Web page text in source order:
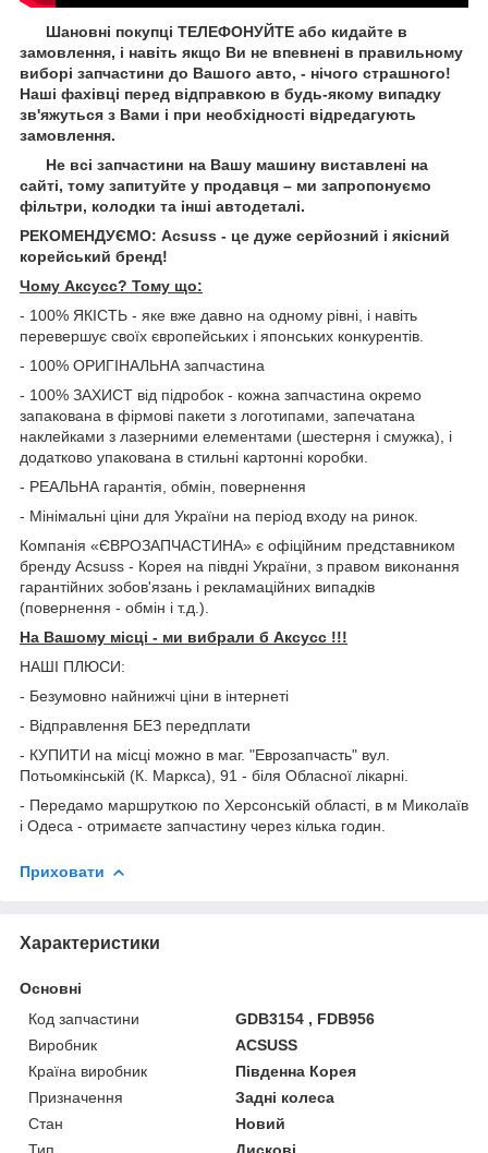
Шановні покупці ТЕЛЕФОНУЙТЕ або кидайте в
замовлення, і навіть якщо Ви не впевнені в правильному
виборі запчастини до Вашого авто, - нічого страшного!
Наші фахівці перед відправкою в будь-якому випадку
зв'яжуться з Вами і при необхідності відредагують
замовлення.
Не всі запчастини на Вашу машину виставлені на
сайті, тому запитуйте у продавця – ми запропонуємо
фільтри, колодки та інші автодеталі.
РЕКОМЕНДУЄМО: Acsuss - це дуже серйозний і якісний
корейський бренд!
Чому Aксусс? Тому що:
- 100% ЯКІСТЬ - яке вже давно на одному рівні, і навіть
перевершує своїх європейських і японських конкурентів.
- 100% ОРИГІНАЛЬНА запчастина
- 100% ЗАХИСТ від підробок - кожна запчастина окремо
запакована в фірмові пакети з логотипами, запечатана
наклейками з лазерними елементами (шестерня і смужка), і
додатково упакована в стильні картонні коробки.
- РЕАЛЬНА гарантія, обмін, повернення
- Мінімальні ціни для України на період входу на ринок.
Компанія «ЄВРОЗАПЧАСТИНА» є офіційним представником
бренду Acsuss - Корея на півдні України, з правом виконання
гарантійних зобов'язань і рекламаційних випадків
(повернення - обмін і т.д.).
На Вашому місці - ми вибрали б Aксусс !!!
НАШІ ПЛЮСИ:
- Безумовно найнижчі ціни в інтернеті
- Відправлення БЕЗ передплати
- КУПИТИ на місці можно в маг. "Еврозапчасть" вул.
Потьомкінській (К. Маркса), 91 - біля Обласної лікарні.
- Передамо маршруткою по Херсонській області, в м Миколаїв
і Одеса - отримаєте запчастину через кілька годин.
Приховати
Характеристики
Основні
Код запчастини
GDB3154 , FDB956
Виробник
ACSUSS
Країна виробник
Південна Корея
Призначення
Задні колеса
Стан
Новий
Тип
Дискові